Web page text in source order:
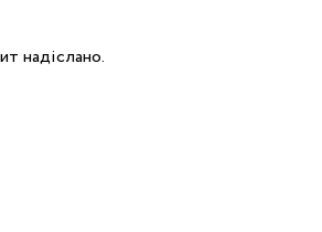
надіслано.